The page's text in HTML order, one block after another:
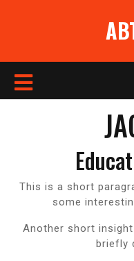
Кнопка
This is a short
some
Another short
briefly